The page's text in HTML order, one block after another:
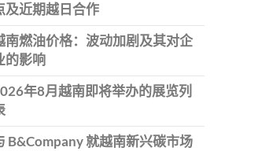
及近期越日合作
南燃油价格：波动加剧及其对企
的影响
年8月越南即将举办的展览列
B&Company 就越南新兴碳市场